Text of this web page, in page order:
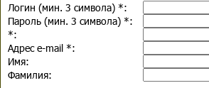
Логин (мин. 3 символа) *:
Пароль (мин. 3 символа) *:
*:
Адрес e-mail *:
Имя:
Фамилия: